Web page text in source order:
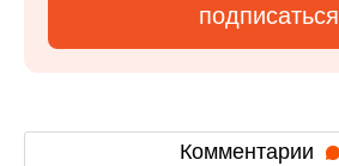
подписаться
Комментарии